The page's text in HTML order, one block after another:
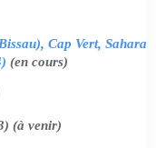
Cap Vert, Sahara
(en cours)
(à venir)